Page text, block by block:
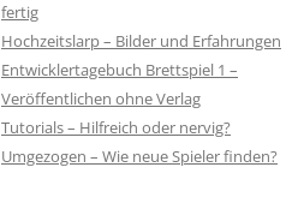
fertig
Hochzeitslarp – Bilder und Erfahrungen
Entwicklertagebuch Brettspiel 1 –
Veröffentlichen ohne Verlag
Tutorials – Hilfreich oder nervig?
Umgezogen – Wie neue Spieler finden?